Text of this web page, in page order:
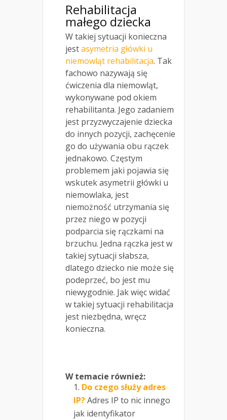
Rehabilitacja
małego dziecka
W takiej sytuacji konieczna
jestasymetria główki u
niemowląt rehabilitacja. Tak
fachowo nazywają się
ćwiczenia dla niemowląt,
wykonywane pod okiem
rehabilitanta. Jego zadaniem
jest przyzwyczajenie dziecka
do innych pozycji, zachęcenie
go do używania obu rączek
jednakowo. Częstym
problemem jaki pojawia się
wskutek asymetrii główki u
niemowlaka, jest
niemożność utrzymania się
przez niego w pozycji
podparcia się rączkami na
brzuchu. Jedna rączka jest w
takiej sytuacji słabsza,
dlatego dziecko nie może się
podeprzeć, bo jest mu
niewygodnie. Jak więc widać
w takiej sytuacji rehabilitacja
jest niezbędna, wręcz
konieczna.
W temacie również:
Do czego służy adres
IP?Adres IP to nic innego
jak identyfikator